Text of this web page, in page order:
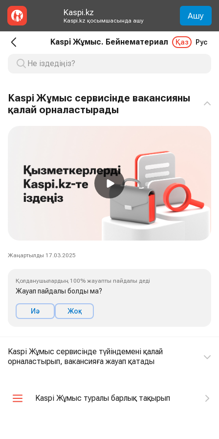
Kaspi.kz
Kaspi.kz қосымшасында ашу Ашу
Kaspi Жұмыс. Бейнематериал Қаз Рус
Kaspi Жұмыс сервисінде вакансияны
қалай орналастырады
Жаңартылды 17.03.2025
Қолданушылардың 100% жауапты пайдалы деді
Жауап пайдалы болды ма?
Иә Жоқ
Kaspi Жұмыс сервисінде түйіндемені қалай
орналастырып, вакансияға жауап қатады
Kaspi Жұмыс туралы барлық тақырып